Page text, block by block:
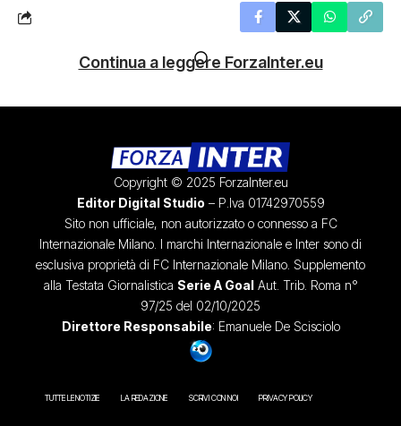
Continua a leggere ForzaInter.eu
Copyright © 2025 ForzaInter.eu
Editor Digital Studio – P.Iva 01742970559
Sito non ufficiale, non autorizzato o connesso a FC
Internazionale Milano. I marchi Internazionale e Inter sono di
esclusiva proprietà di FC Internazionale Milano. Supplemento
alla Testata Giornalistica Serie A GoalAut. Trib. Roma n°
97/25 del 02/10/2025
Direttore Responsabile: Emanuele De Scisciolo
TUTTE LE NOTIZIE LA REDAZIONE SCRIVI CON NOI PRIVACY POLICY